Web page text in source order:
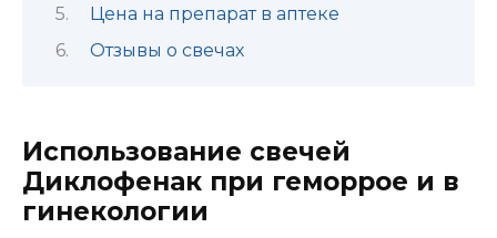
Цена на препарат в аптеке
Отзывы о свечах
Использование свечей
Диклофенак при геморрое и в
гинекологии